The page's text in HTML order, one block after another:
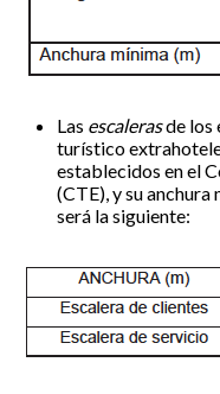
Las escalerasde los
turístico
establecidos en el
(CTE), y su anchura
será la siguiente: